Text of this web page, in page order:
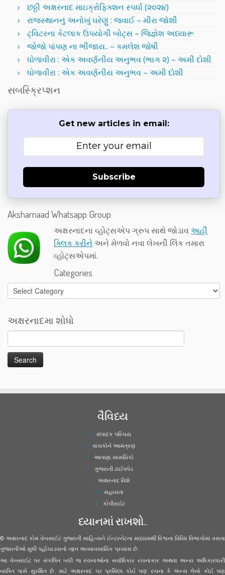
છઠ્ઠી અક્ષરનાદ માઇક્રોફિક્શન સ્પર્ધા (૨૦૨૪)
રાજસ્થાનનું અનોખું ઘરેણું : જવાઈ – મીરા જોશી
ટ્વિટરના કેટલાક ઉપયોગી બોટ્સ – જિજ્ઞેશ અધ્યારૂ
જોજો પાંપણ ના ભીંજાય.. – કમલેશ જોષી
ધોળાવીરા : એક અવર્ણનીય અનુભવ (ભાગ ૨) – અમી દોશી
ધોળાવીરા : એક અવર્ણનીય અનુભવ – અમી દોશી
સબસ્ક્રિપ્શન
Get new articles in email:
Subscribe
Aksharnaad Whatsapp Group
અક્ષરનાદના વ્હોટ્સએપ ગ્રુપ સાથે જોડાવઅહીં
ક્લિક કરીને અને મેળવો નવા લેખની લિંક તમારા
વ્હોટ્સએપમાં.
Categories
Categories
અક્ષરનાદમા શોધો
વૈવિધ્ય
સંપાદક પરિચય
વાચકોને આમંત્રણ
આપણા સામયિકો
ગુજરાતી ટાઈપપેડ
અક્ષરનાદ વિશે
સહાયતા
કોપીરાઈટ
ધ્યાનમાં રાખશો..
© અક્ષરનાદ.કોમ વેબસાઈટ ગુજરાતી સાહિત્યને ઈન્ટરનેટના માધ્યમથી વિશ્વના વિવિધ વિભાગોમાં વસતા
ગુજરાતીઓ સુધી પહોંચાડવાનો તદ્દન અવ્યાવસાયિક પ્રયાસ છે.
આ વેબસાઈટ પર સંકલિત બધી જ રચનાઓના સર્વાધિકાર રચનાકાર અથવા અન્ય અધિકારધારી
વ્યક્તિ પાસે સુરક્ષિત છે. માટે અક્ષરનાદ પર પ્રસિધ્ધ કોઈ પણ રચના કે અન્ય લેખો કોઈ પણ